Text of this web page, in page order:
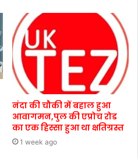
नंदा की चौकी में बहाल हुआ
आवागमन,पुल की एप्रोच रोड
का एक हिस्सा हुआ था क्षतिग्रस्त
1 week ago